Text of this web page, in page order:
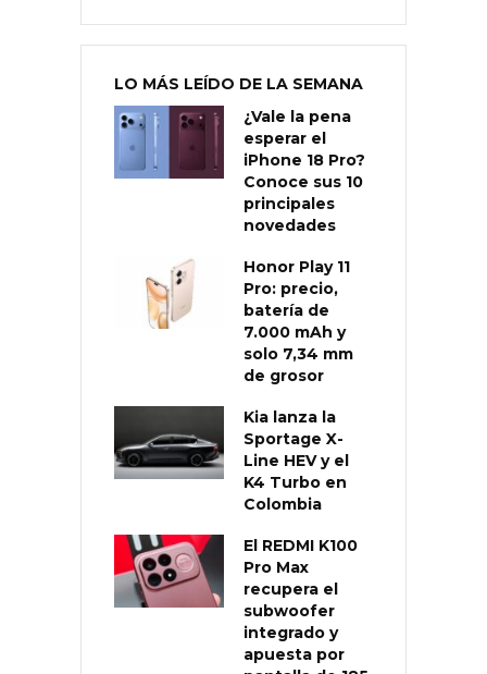
LO MÁS LEÍDO DE LA SEMANA
¿Vale la pena
esperar el
iPhone 18 Pro?
Conoce sus 10
principales
novedades
Honor Play 11
Pro: precio,
batería de
7.000 mAh y
solo 7,34 mm
de grosor
Kia lanza la
Sportage X-
Line HEV y el
K4 Turbo en
Colombia
El REDMI K100
Pro Max
recupera el
subwoofer
integrado y
apuesta por